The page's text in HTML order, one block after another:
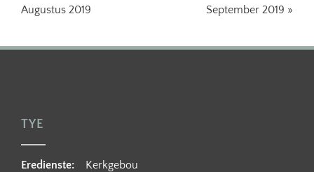
Augustus 2019
September 2019 »
TYE
Eredienste: Kerkgebou